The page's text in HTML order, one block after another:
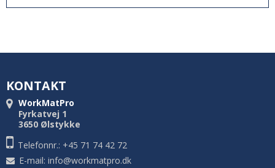
KONTAKT
WorkMatPro
Fyrkatvej 1
3650 Ølstykke
Telefonnr.: +45 71 74 42 72
E-mail: info@workmatpro.dk